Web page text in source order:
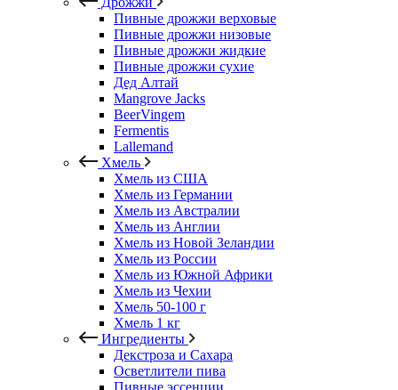
Пивные дрожжи верховые
Пивные дрожжи низовые
Пивные дрожжи жидкие
Пивные дрожжи сухие
Дед Алтай
Mangrove Jacks
BeerVingem
Fermentis
Lallemand
Хмель
Хмель из США
Хмель из Германии
Хмель из Австралии
Хмель из Англии
Хмель из Новой Зеландии
Хмель из России
Хмель из Южной Африки
Хмель из Чехии
Хмель 50-100 г
Хмель 1 кг
Ингредиенты
Декстроза и Сахара
Осветлители пива
Пивные эссенции